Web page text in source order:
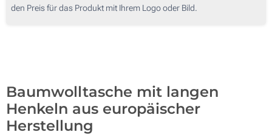
Digitaler Textildruck (Auf einer Seite)
250
den Preis für das Produkt mit Ihrem Logo oder Bild.
Baumwolltasche mit langen
Henkeln aus europäischer
Herstellung